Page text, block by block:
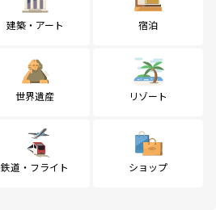
建築・アート 宿泊
世界遺産 リゾート
鉄道・フライト ショップ